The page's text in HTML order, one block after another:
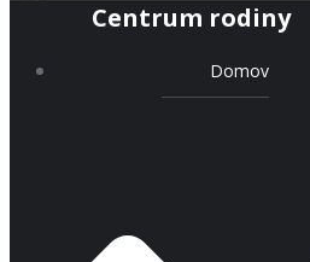
Centrum rodiny
Domov